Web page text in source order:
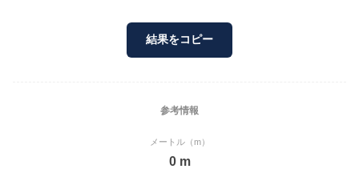
結果をコピー
参考情報
メートル（m）
0 m